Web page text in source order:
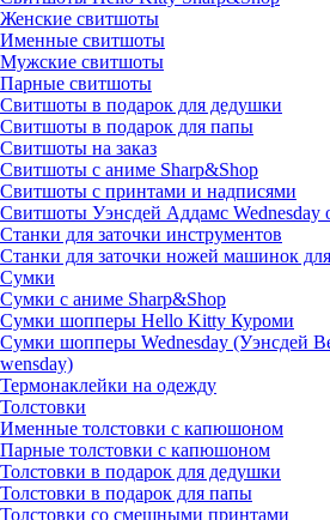
Женские свитшоты
Именные свитшоты
Мужские свитшоты
Парные свитшоты
Свитшоты в подарок для дедушки
Свитшоты в подарок для папы
Свитшоты на заказ
Свитшоты с аниме Sharp&Shop
Свитшоты с принтами и надписями
Свитшоты Уэнсдей Аддамс Wednesday
Станки для заточки инструментов
Станки для заточки ножей машинок
Сумки
Сумки с аниме Sharp&Shop
Сумки шопперы Hello Kitty Куроми
Сумки шопперы Wednesday (Уэнсдей
wensday)
Термонаклейки на одежду
Толстовки
Именные толстовки с капюшоном
Парные толстовки с капюшоном
Толстовки в подарок для дедушки
Толстовки в подарок для папы
Толстовки со смешными принтами